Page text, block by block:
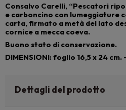
Consalvo Carelli, “Pescatori
e carboncino con lumeggiature
carta, firmato a metà del lato
cornice a mecca coeva.
Buono stato di conservazione.
DIMENSIONI: foglio 16,5 x 24
Dettagli del prodotto